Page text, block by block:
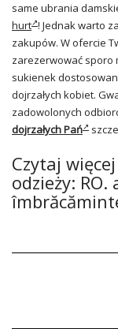
same ubrania
hurt ! Jednak warto
zakupów. W ofercie
zarezerwować sporo
sukienek
dojrzałych kobiet.
zadowolonych
dojrzałych Pań
Czytaj
odzieży: RO.